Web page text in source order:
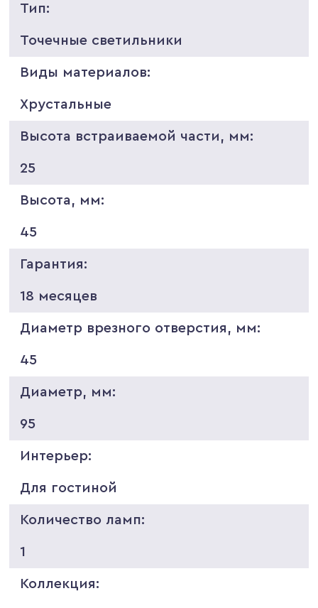
Тип:
Точечные светильники
Виды материалов:
Хрустальные
Высота встраиваемой части, мм:
25
Высота, мм:
45
Гарантия:
18 месяцев
Диаметр врезного отверстия, мм:
45
Диаметр, мм:
95
Интерьер:
Для гостиной
Количество ламп:
1
Коллекция: